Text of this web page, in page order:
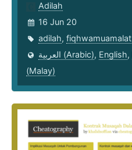
Adilah
16 Jun 20
adilah, fiqhwamuamalat
العربية (Arabic), English,
(Malay)